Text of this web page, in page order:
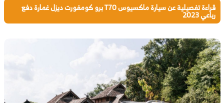
قراءة تفصيلية عن سيارة ماكسيوس T70 برو كومفورت ديزل غمارة دفع
رباعي 2023